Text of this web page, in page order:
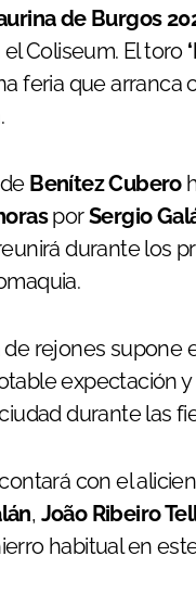
de Burgos
Coliseum. El toro
feria que
Benítez Cubero
porSergio
durante los
de rejones supone
expectación
durante las
con el
, João Ribeiro
habitual en